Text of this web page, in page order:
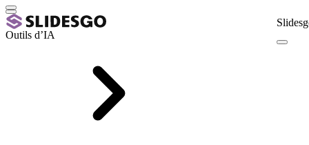
Outils d’IA